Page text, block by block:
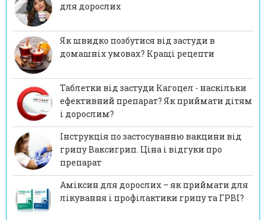
для дорослих
Як швидко позбутися від застуди в
домашніх умовах? Кращі рецепти
Таблетки від застуди Кагоцел - наскільки
ефективний препарат? Як приймати дітям
і дорослим?
Інструкція по застосуванню вакцини від
грипу Ваксигрип. Ціна і відгуки про
препарат
Аміксин для дорослих – як приймати для
лікування і профілактики грипу та ГРВІ?